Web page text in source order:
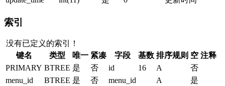
索引
没有已定义的索引！
键名
类型 唯一 紧凑 字段 基数 排序规则 空 注释
PRIMARY BTREE 是 否 id 16 A
否
menu_id
BTREE 是 否 menu_id A 是